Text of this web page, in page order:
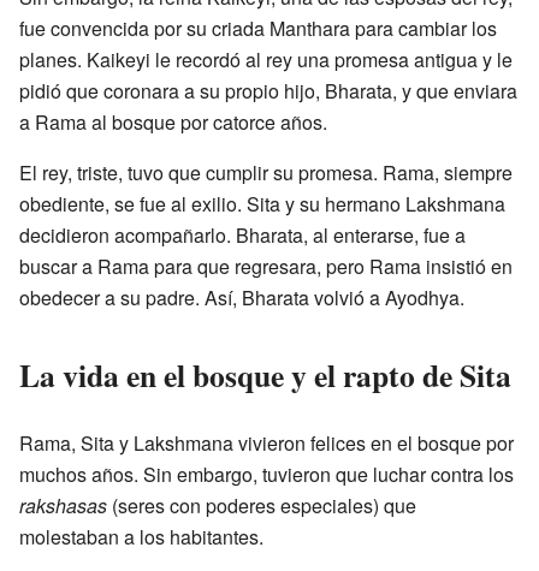
fue convencida por su criada Manthara para cambiar los
planes. Kaikeyi le recordó al rey una promesa antigua y le
pidió que coronara a su propio hijo, Bharata, y que enviara
a Rama al bosque por catorce años.
El rey, triste, tuvo que cumplir su promesa. Rama, siempre
obediente, se fue al exilio. Sita y su hermano Lakshmana
decidieron acompañarlo. Bharata, al enterarse, fue a
buscar a Rama para que regresara, pero Rama insistió en
obedecer a su padre. Así, Bharata volvió a Ayodhya.
La vida en el bosque y el rapto de Sita
Rama, Sita y Lakshmana vivieron felices en el bosque por
muchos años. Sin embargo, tuvieron que luchar contra los
rakshasas (seres con poderes especiales) que
molestaban a los habitantes.